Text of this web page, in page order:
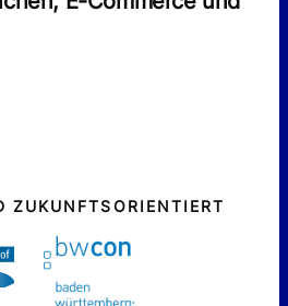
ZUKUNFTSORIENTIERT